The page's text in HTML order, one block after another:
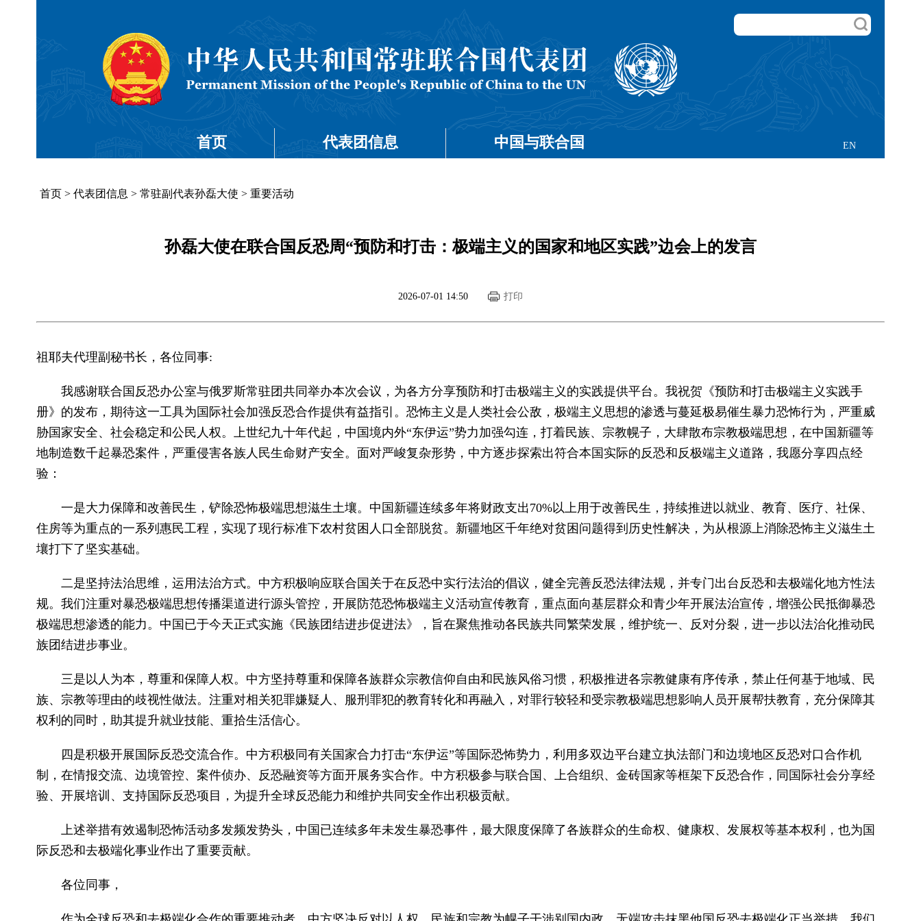
EN
首页 代表团信息 中国与联合国
首页 > 代表团信息 > 常驻副代表孙磊大使 > 重要活动
孙磊大使在联合国反恐周“预防和打击：极端主义的国家和地区实践”边会上的发言
2026-07-01 14:50 打印
祖耶夫代理副秘书长，各位同事:
我感谢联合国反恐办公室与俄罗斯常驻团共同举办本次会议，为各方分享预防和打击极端主义的实践提供平台。我祝贺《预防和打击极端主义实践手
册》的发布，期待这一工具为国际社会加强反恐合作提供有益指引。恐怖主义是人类社会公敌，极端主义思想的渗透与蔓延极易催生暴力恐怖行为，严重威
胁国家安全、社会稳定和公民人权。上世纪九十年代起，中国境内外“东伊运”势力加强勾连，打着民族、宗教幌子，大肆散布宗教极端思想，在中国新疆等
地制造数千起暴恐案件，严重侵害各族人民生命财产安全。面对严峻复杂形势，中方逐步探索出符合本国实际的反恐和反极端主义道路，我愿分享四点经
验：
一是大力保障和改善民生，铲除恐怖极端思想滋生土壤。中国新疆连续多年将财政支出70%以上用于改善民生，持续推进以就业、教育、医疗、社保、
住房等为重点的一系列惠民工程，实现了现行标准下农村贫困人口全部脱贫。新疆地区千年绝对贫困问题得到历史性解决，为从根源上消除恐怖主义滋生土
壤打下了坚实基础。
二是坚持法治思维，运用法治方式。中方积极响应联合国关于在反恐中实行法治的倡议，健全完善反恐法律法规，并专门出台反恐和去极端化地方性法
规。我们注重对暴恐极端思想传播渠道进行源头管控，开展防范恐怖极端主义活动宣传教育，重点面向基层群众和青少年开展法治宣传，增强公民抵御暴恐
极端思想渗透的能力。中国已于今天正式实施《民族团结进步促进法》，旨在聚焦推动各民族共同繁荣发展，维护统一、反对分裂，进一步以法治化推动民
族团结进步事业。
三是以人为本，尊重和保障人权。中方坚持尊重和保障各族群众宗教信仰自由和民族风俗习惯，积极推进各宗教健康有序传承，禁止任何基于地域、民
族、宗教等理由的歧视性做法。注重对相关犯罪嫌疑人、服刑罪犯的教育转化和再融入，对罪行较轻和受宗教极端思想影响人员开展帮扶教育，充分保障其
权利的同时，助其提升就业技能、重拾生活信心。
四是积极开展国际反恐交流合作。中方积极同有关国家合力打击“东伊运”等国际恐怖势力，利用多双边平台建立执法部门和边境地区反恐对口合作机
制，在情报交流、边境管控、案件侦办、反恐融资等方面开展务实合作。中方积极参与联合国、上合组织、金砖国家等框架下反恐合作，同国际社会分享经
验、开展培训、支持国际反恐项目，为提升全球反恐能力和维护共同安全作出积极贡献。
上述举措有效遏制恐怖活动多发频发势头，中国已连续多年未发生暴恐事件，最大限度保障了各族群众的生命权、健康权、发展权等基本权利，也为国
际反恐和去极端化事业作出了重要贡献。
各位同事，